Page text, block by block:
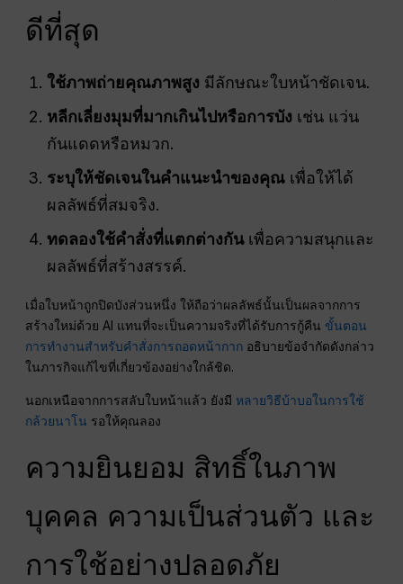
ดีที่สุด
ใช้ภาพถ่ายคุณภาพสูง มีลักษณะใบหน้าชัดเจน.
หลีกเลี่ยงมุมที่มากเกินไปหรือการบัง เช่น แว่น
กันแดดหรือหมวก.
ระบุให้ชัดเจนในคำแนะนำของคุณ เพื่อให้ได้
ผลลัพธ์ที่สมจริง.
ทดลองใช้คำสั่งที่แตกต่างกันเพื่อความสนุกและ
ผลลัพธ์ที่สร้างสรรค์.
เมื่อใบหน้าถูกปิดบังส่วนหนึ่ง ให้ถือว่าผลลัพธ์นั้นเป็นผลจากการ
สร้างใหม่ด้วย AI แทนที่จะเป็นความจริงที่ได้รับการกู้คืน ขั้นตอน
การทำงานสำหรับคำสั่งการถอดหน้ากาก อธิบายข้อจำกัดดังกล่าว
ในภารกิจแก้ไขที่เกี่ยวข้องอย่างใกล้ชิด.
นอกเหนือจากการสลับใบหน้าแล้ว ยังมี หลายวิธีบ้าบอในการใช้
กล้วยนาโน รอให้คุณลอง
ความยินยอม สิทธิ์ในภาพ
บุคคล ความเป็นส่วนตัว และ
การใช้อย่างปลอดภัย